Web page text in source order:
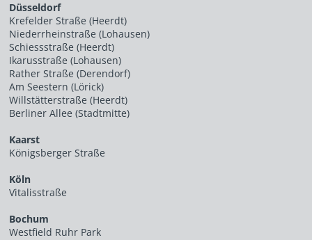
Düsseldorf
Krefelder Straße (Heerdt)
Niederrheinstraße (Lohausen)
Schiessstraße (Heerdt)
Ikarusstraße (Lohausen)
Rather Straße (Derendorf)
Am Seestern (Lörick)
Willstätterstraße (Heerdt)
Berliner Allee (Stadtmitte)
Kaarst
Königsberger Straße
Köln
Vitalisstraße
Bochum
Westfield Ruhr Park